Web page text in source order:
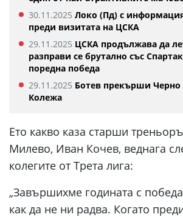
30.11.2025 Локо (Пд) с
преди визитата на ЦСКА
29.11.2025 ЦСКА продължава да
разправи се брутално със
поредна победа
29.11.2025 Ботев прекърши Черно
Колежа
Ето какво каза старши
Милево, Иван Кочев, веднага
колегите от Трета лига:
„Завършихме годината с
как да не ни радва. Когато